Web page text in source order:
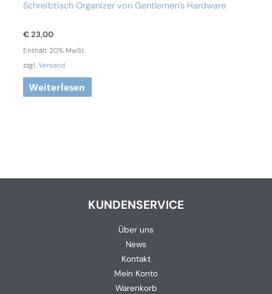
Schreibtisch Organizer von Gentlemen’s Hardware
€23,00
Enthält 20% MwSt.
zzgl.Versand
Weiterlesen
KUNDENSERVICE
Über uns
News
Kontakt
Mein Konto
Warenkorb